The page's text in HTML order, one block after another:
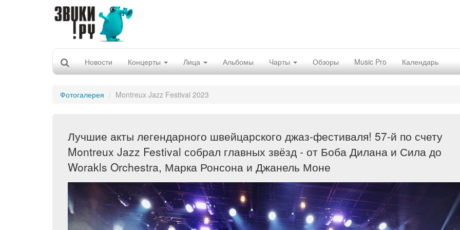
Новости Концерты Лица Альбомы Чарты Обзоры Music Pro Календарь
Фотогалерея Montreux Jazz Festival 2023
Лучшие акты легендарного швейцарского джаз-фестиваля! 57-й по счету
Montreux Jazz Festival собрал главных звёзд - от Боба Дилана и Сила до
Worakls Orchestra, Марка Ронсона и Джанель Моне
Previous